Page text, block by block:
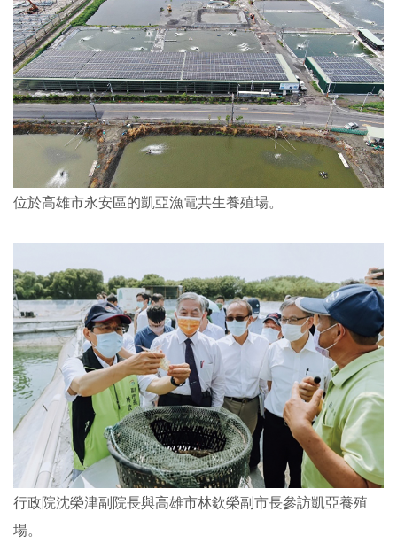
位於高雄市永安區的凱亞漁電共生養殖場。
行政院沈榮津副院長與高雄市林欽榮副市長參訪凱亞養殖
場。